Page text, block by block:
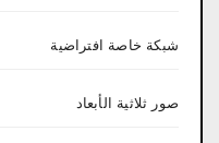
شبكة خاصة افتراضية
صور ثلاثية الأبعاد